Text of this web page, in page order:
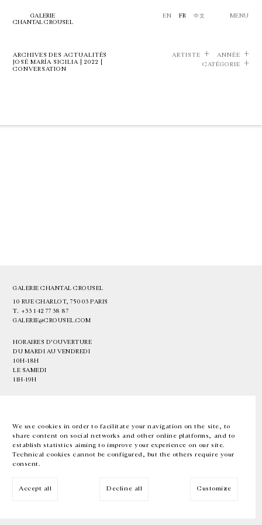
We use cookies in order to facilitate your navigation on the site, to
share content on social networks and other online platforms, and to
establish statistics aiming to improve your experience on our site.
Technical cookies cannot be configured, but the others require your
consent.
Accept all Decline all Customize
GALERIE
CHANTAL CROUSEL
EN FR 中文 MENU
ARCHIVES DES ACTUALITÉS
JOSÉ MARÍA SICILIA | 2022 |
CONVERSATION
ARTISTE
ANNÉE
CATÉGORIE
GALERIE CHANTAL CROUSEL
10 RUE CHARLOT, 75003 PARIS
T. +33 1 42 77 38 87
GALERIE@CROUSEL.COM
HORAIRES D'OUVERTURE
DU MARDI AU VENDREDI
10H-18H
LE SAMEDI
11H-19H
EN FR 中文 Facebook Instagram
Inscrivez-vous à notre newsletter